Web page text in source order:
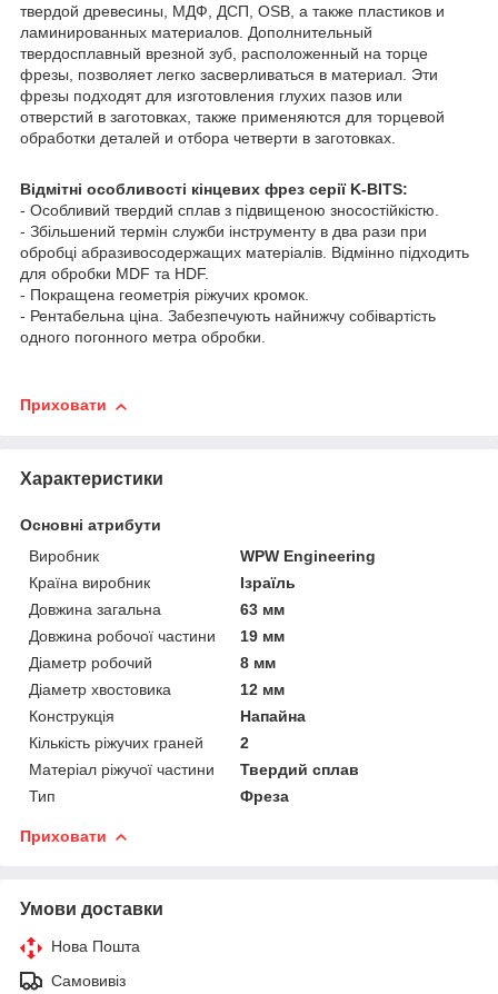
твердой древесины, МДФ, ДСП, OSB, а также пластиков и
ламинированных материалов. Дополнительный
твердосплавный врезной зуб, расположенный на торце
фрезы, позволяет легко засверливаться в материал. Эти
фрезы подходят для изготовления глухих пазов или
отверстий в заготовках, также применяются для торцевой
обработки деталей и отбора четверти в заготовках.
Відмітні особливості кінцевих фрез серії K-BITS:
- Особливий твердий сплав з підвищеною зносостійкістю.
- Збільшений термін служби інструменту в два рази при
обробці абразивосодержащих матеріалів. Відмінно підходить
для обробки MDF та HDF.
- Покращена геометрія ріжучих кромок.
- Рентабельна ціна. Забезпечують найнижчу собівартість
одного погонного метра обробки.
Приховати
Характеристики
Основні атрибути
Виробник
WPW Engineering
Країна виробник
Ізраїль
Довжина загальна
63 мм
Довжина робочої частини
19 мм
Діаметр робочий
8 мм
Діаметр хвостовика
12 мм
Конструкція
Напайна
Кількість ріжучих граней
2
Матеріал ріжучої частини
Твердий сплав
Тип
Фреза
Приховати
Умови доставки
Нова Пошта
Самовивіз